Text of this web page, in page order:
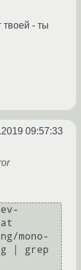
твоей - ты
09:57:33
mono-
| grep